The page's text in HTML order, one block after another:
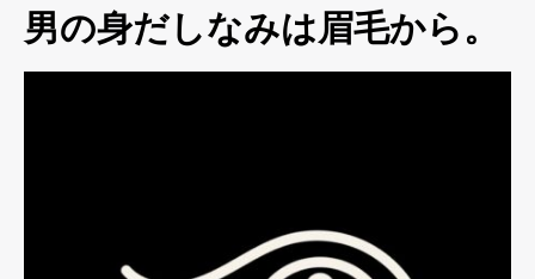
男の身だしなみは眉毛から。